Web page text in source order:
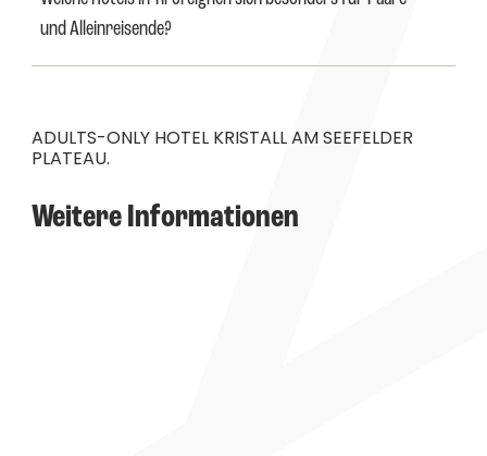
und Alleinreisende?
ADULTS-ONLY HOTEL KRISTALL AM SEEFELDER
PLATEAU.
Weitere Informationen